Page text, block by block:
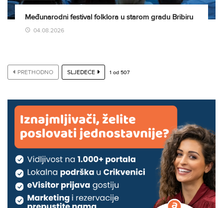
Međunarodni festival folklora u starom gradu Bribiru
04.08.2026
PRETHODNO SLJEDEĆE 1 od 507